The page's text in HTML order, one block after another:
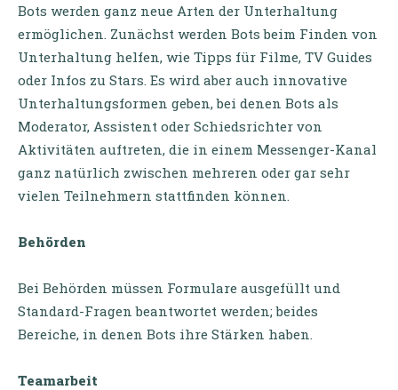
Bots werden ganz neue Arten der Unterhaltung
ermöglichen. Zunächst werden Bots beim Finden von
Unterhaltung helfen, wie Tipps für Filme, TV Guides
oder Infos zu Stars. Es wird aber auch innovative
Unterhaltungsformen geben, bei denen Bots als
Moderator, Assistent oder Schiedsrichter von
Aktivitäten auftreten, die in einem Messenger-Kanal
ganz natürlich zwischen mehreren oder gar sehr
vielen Teilnehmern stattfinden können.
Behörden
Bei Behörden müssen Formulare ausgefüllt und
Standard-Fragen beantwortet werden; beides
Bereiche, in denen Bots ihre Stärken haben.
Teamarbeit